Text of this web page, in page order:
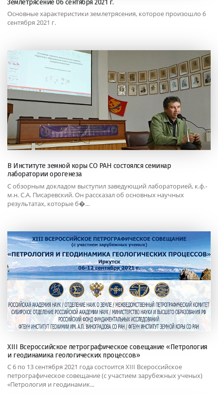
Землетрясение 06 сентября 2021 г.
Основные характеристики землетрясения, которое произошло 6
сентября 2021 г.
В Институте земной коры СО РАН состоялся семинар
лаборатории орогенеза
С обзорным докладом выступил заведующий лабораторией, к.ф.-
м.н. С.А. Писаревский. Он рассказал об основных научных
результатах, которые б�...
XIII Всероссийское петрографическое совещание «Петрология
и геодинамика геологических процессов»
С 6 по 13 сентября 2021 года состоится XIII Всероссийское
петрографическое совещание (с участием зарубежных ученых)
«Петрология и геодинамик...